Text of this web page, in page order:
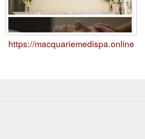
https://macquariemedispa.online